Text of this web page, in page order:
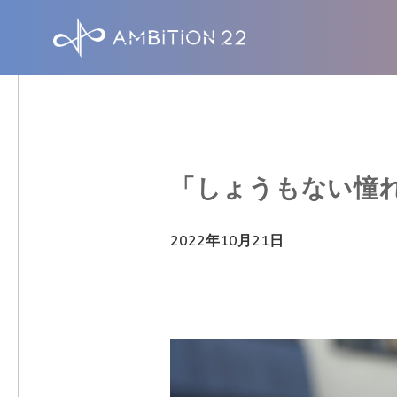
「しょうもない憧
2022年10月21日